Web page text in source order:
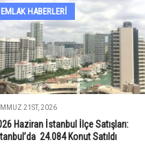
EMLAK HABERLERI
21ST, 2026
Haziran İstanbul İlçe Satışları:
24.084 Konut Satıldı